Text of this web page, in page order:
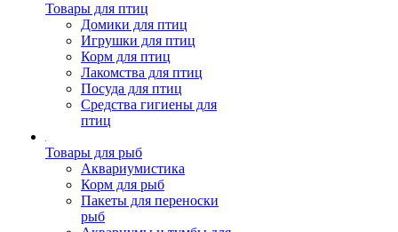
Товары для птиц
Домики для птиц
Игрушки для птиц
Корм для птиц
Лакомства для птиц
Посуда для птиц
Средства гигиены для
птиц
Товары для рыб
Аквариумистика
Корм для рыб
Пакеты для переноски
рыб